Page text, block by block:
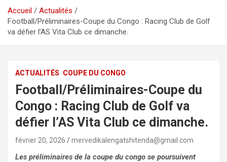
Accueil
Actualités
Football/Préliminaires-Coupe du Congo : Racing Club de Golf
va défier l’AS Vita Club ce dimanche.
ACTUALITÉS COUPE DU CONGO
Football/Préliminaires-Coupe du
Congo : Racing Club de Golf va
défier l’AS Vita Club ce dimanche.
février 20, 2026 mervedikalengatshitenda@gmail.com
Les préliminaires de la coupe du congo se poursuivent